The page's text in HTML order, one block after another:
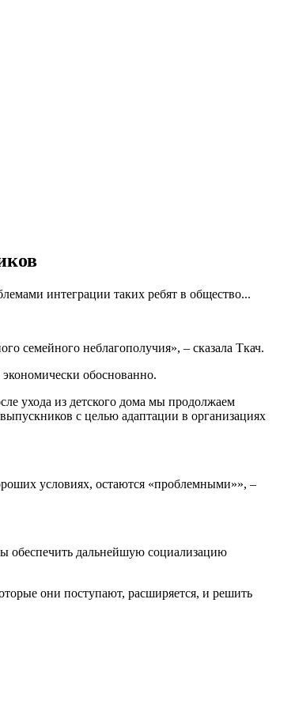
интеграции таких ребят в общество...
семейного неблагополучия», – сказала Ткач.
обоснованно.
ухода из детского дома мы продолжаем
с целью адаптации в организациях
условиях, остаются «проблемными»», –
обеспечить дальнейшую социализацию
они поступают, расширяется, и решить